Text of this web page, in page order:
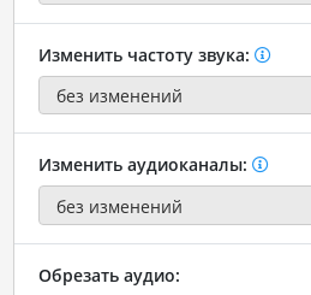
Изменить частоту звука:
Изменить аудиоканалы:
Обрезать аудио: